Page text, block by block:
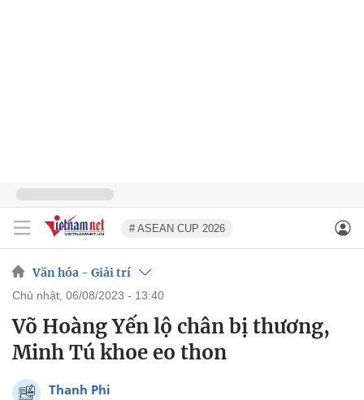
# ASEAN CUP 2026
Văn hóa - Giải trí
chủ nhật, 06/08/2023 - 13:40
Võ Hoàng Yến lộ chân bị thương,
Minh Tú khoe eo thon
Thanh Phi